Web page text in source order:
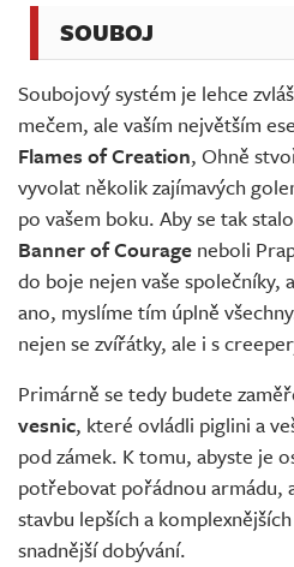
SOUBOJ
Soubojový systém je lehce
mečem, ale vaším největším
Flames of Creation, Ohně
vyvolat několik zajímavých
po vašem boku. Aby se tak
Banner of Courage neboli
do boje nejen vaše společníky,
ano, myslíme tím úplně
nejen se zvířátky, ale i s
Primárně se tedy budete
vesnic, které ovládli piglini a
pod zámek. K tomu, abyste je
potřebovat pořádnou armádu,
stavbu lepších a
snadnější dobývání.